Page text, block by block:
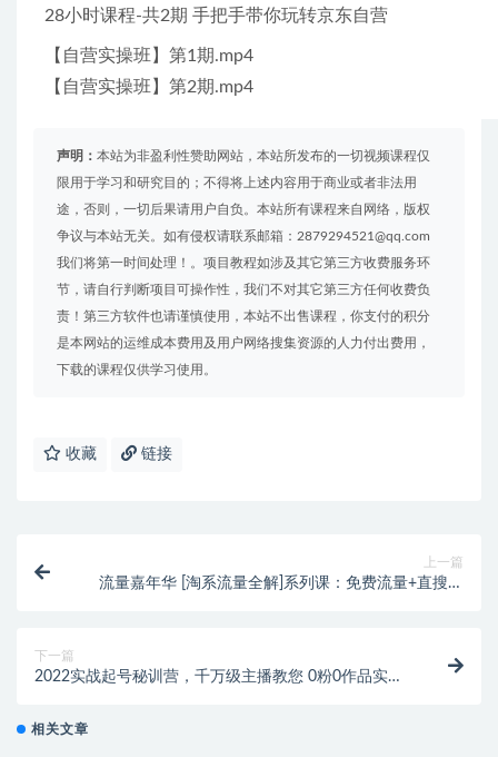
28小时课程-共2期 手把手带你玩转京东自营
【自营实操班】第1期.mp4
【自营实操班】第2期.mp4
声明： 本站为非盈利性赞助网站，本站所发布的一切视频课程仅
限用于学习和研究目的；不得将上述内容用于商业或者非法用
途，否则，一切后果请用户自负。本站所有课程来自网络，版权
争议与本站无关。如有侵权请联系邮箱：2879294521@qq.com
我们将第一时间处理！。项目教程如涉及其它第三方收费服务环
节，请自行判断项目可操作性，我们不对其它第三方任何收费负
责！第三方软件也请谨慎使用，本站不出售课程，你支付的积分
是本网站的运维成本费用及用户网络搜集资源的人力付出费用，
下载的课程仅供学习使用。
收藏 链接
上一篇
流量嘉年华 [淘系流量全解]系列课：免费流量+直搜结
下一篇
2022实战起号秘训营，千万级主播教您 0粉0作品实操
相关文章